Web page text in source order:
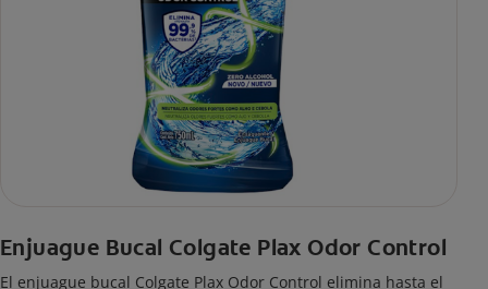
Enjuague Bucal Colgate Plax Odor Control
El enjuague bucal Colgate Plax Odor Control elimina hasta el